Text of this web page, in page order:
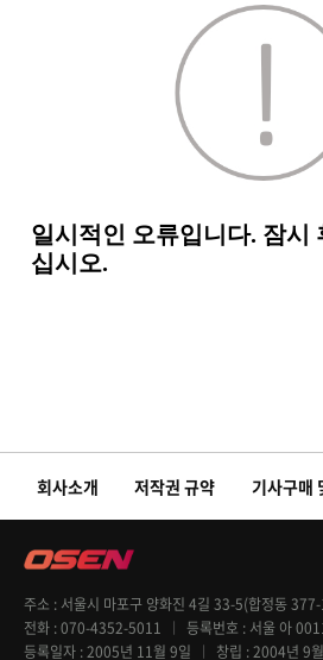
회사소개 저작권 규약 기사구매
주소
서울시 마포구 양화진 4길 33-5(합정동
전화 070-4352-5011 등록번호
서울 아
등록일자 2005년 11월 9일 창립 2004년 9